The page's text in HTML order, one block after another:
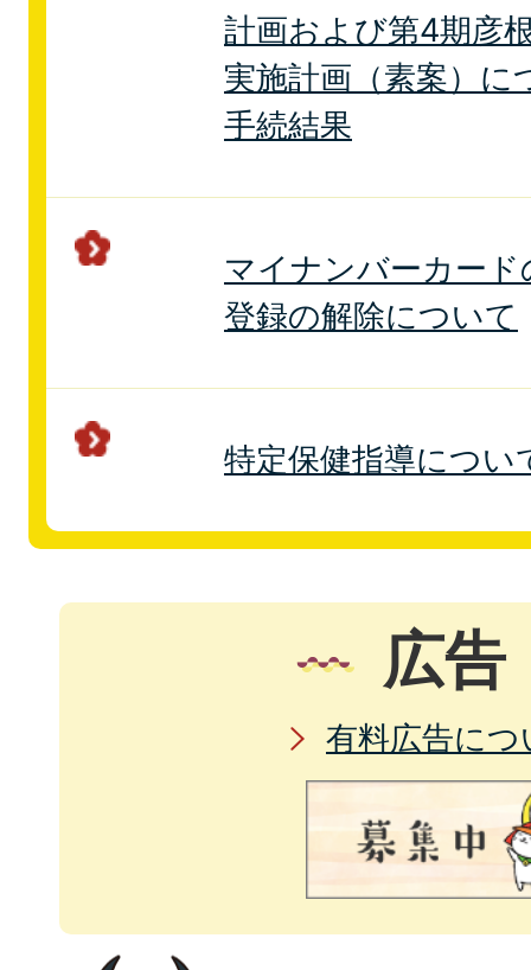
計画および第4期彦
実施計画（素案）に
手続結果
マイナンバーカー
登録の解除について
特定保健指導につい
広告
有料広告につ